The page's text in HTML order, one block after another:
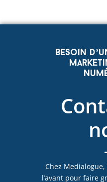
Besoin
Chez
l’avant pour faire